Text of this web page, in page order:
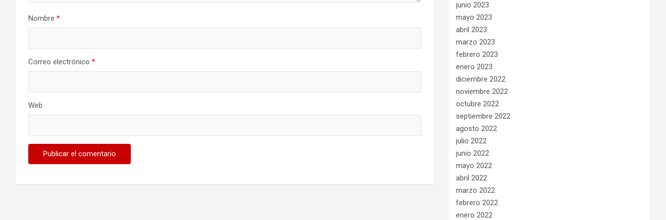
Nombre *
Correo electrónico *
Web
junio 2023
mayo 2023
abril 2023
marzo 2023
febrero 2023
enero 2023
diciembre 2022
noviembre 2022
octubre 2022
septiembre 2022
agosto 2022
julio 2022
junio 2022
mayo 2022
abril 2022
marzo 2022
febrero 2022
enero 2022